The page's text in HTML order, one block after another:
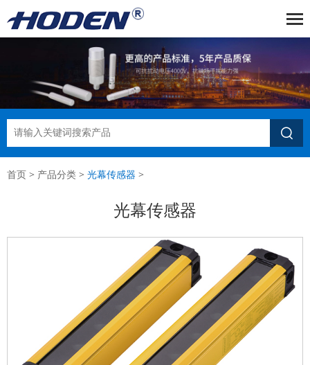

首页 > 产品分类 > 光幕传感器 >
光幕传感器